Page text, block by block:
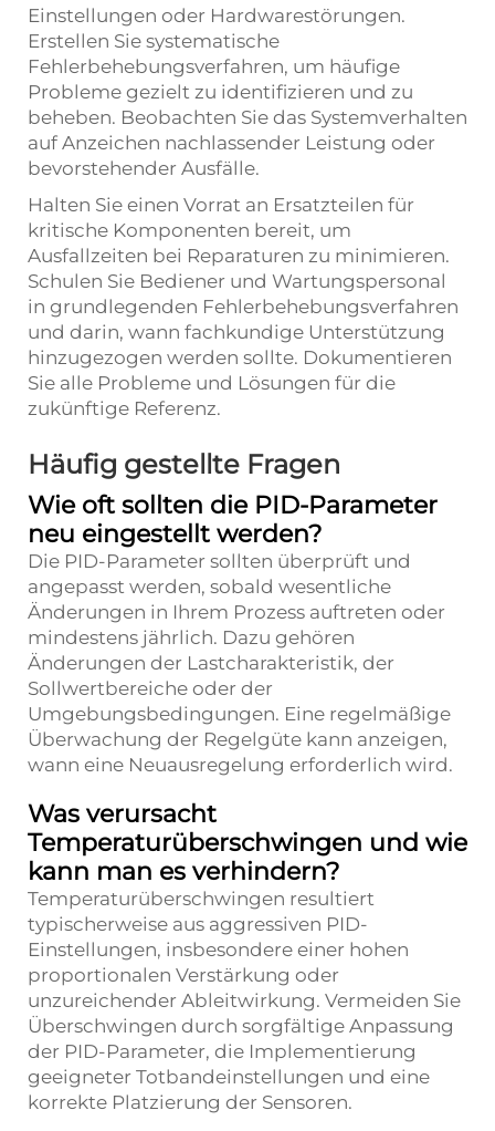
Einstellungen oder Hardwarestörungen.
Erstellen Sie systematische
Fehlerbehebungsverfahren, um häufige
Probleme gezielt zu identifizieren und zu
beheben. Beobachten Sie das Systemverhalten
auf Anzeichen nachlassender Leistung oder
bevorstehender Ausfälle.
Halten Sie einen Vorrat an Ersatzteilen für
kritische Komponenten bereit, um
Ausfallzeiten bei Reparaturen zu minimieren.
Schulen Sie Bediener und Wartungspersonal
in grundlegenden Fehlerbehebungsverfahren
und darin, wann fachkundige Unterstützung
hinzugezogen werden sollte. Dokumentieren
Sie alle Probleme und Lösungen für die
zukünftige Referenz.
Häufig gestellte Fragen
Wie oft sollten die PID-Parameter
neu eingestellt werden?
Die PID-Parameter sollten überprüft und
angepasst werden, sobald wesentliche
Änderungen in Ihrem Prozess auftreten oder
mindestens jährlich. Dazu gehören
Änderungen der Lastcharakteristik, der
Sollwertbereiche oder der
Umgebungsbedingungen. Eine regelmäßige
Überwachung der Regelgüte kann anzeigen,
wann eine Neuausregelung erforderlich wird.
Was verursacht
Temperaturüberschwingen und wie
kann man es verhindern?
Temperaturüberschwingen resultiert
typischerweise aus aggressiven PID-
Einstellungen, insbesondere einer hohen
proportionalen Verstärkung oder
unzureichender Ableitwirkung. Vermeiden Sie
Überschwingen durch sorgfältige Anpassung
der PID-Parameter, die Implementierung
geeigneter Totbandeinstellungen und eine
korrekte Platzierung der Sensoren.